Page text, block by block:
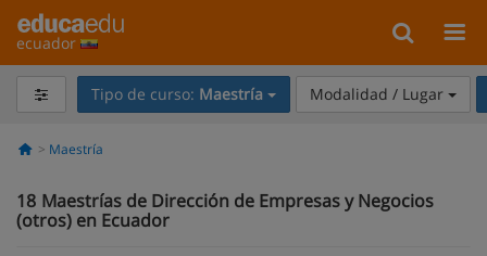
ecuador
Tipo de curso: Maestría Modalidad / Lugar
Maestría
18 Maestrías de Dirección de Empresas y Negocios
(otros) en Ecuador